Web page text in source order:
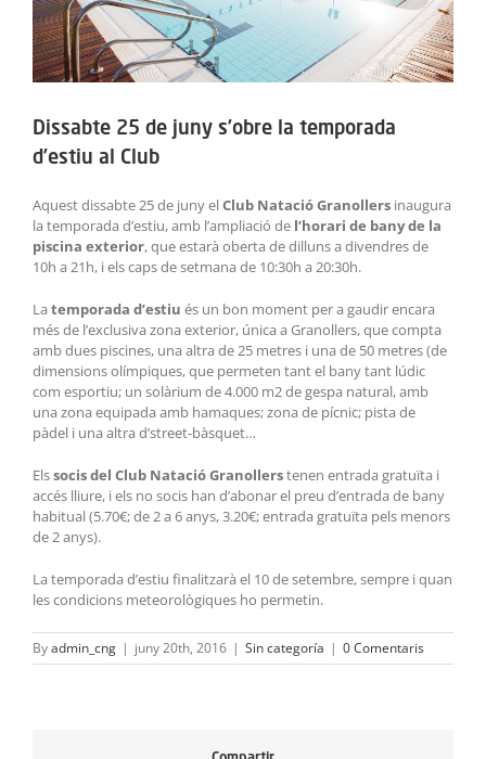
EMPRESES
CONTACTE
TREBALLA AMB NOSALTRES!
Dissabte 25 de juny s’obre la temporada
d’estiu al Club
Aquest dissabte 25 de juny elClub Natació Granollers inaugura
la temporada d’estiu, amb l’ampliació de l’horari de bany de la
piscina exterior, que estarà oberta de dilluns a divendres de
10h a 21h, i els caps de setmana de 10:30h a 20:30h.
La temporada d’estiu és un bon moment per a gaudir encara
més de l’exclusiva zona exterior, única a Granollers, que compta
amb dues piscines, una altra de 25 metres i una de 50 metres (de
dimensions olímpiques, que permeten tant el bany tant lúdic
com esportiu; un solàrium de 4.000 m2 de gespa natural, amb
una zona equipada amb hamaques; zona de pícnic; pista de
pàdel i una altra d’street-bàsquet…
Elssocis del Club Natació Granollerstenen entrada gratuïta i
accés lliure, i els no socis han d’abonar el preu d’entrada de bany
habitual (5.70€; de 2 a 6 anys, 3.20€; entrada gratuïta pels menors
de 2 anys).
La temporada d’estiu finalitzarà el 10 de setembre, sempre i quan
les condicions meteorològiques ho permetin.
Byadmin_cng | juny 20th, 2016 | Sin categoría | 0 Comentaris